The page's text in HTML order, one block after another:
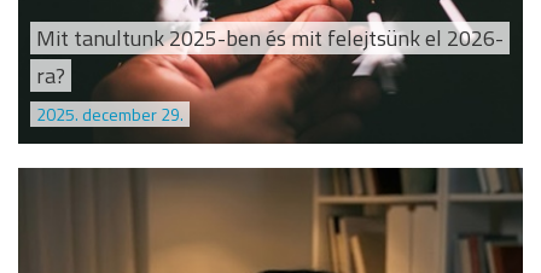
Mit tanultunk 2025-ben és mit felejtsünk el 2026-
ra?
2025. december 29.